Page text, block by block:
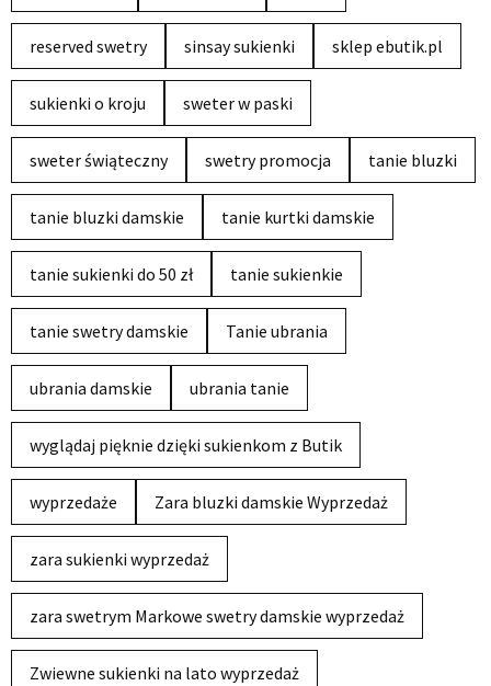
reserved swetry sinsay sukienki sklep ebutik.pl
sukienki o kroju sweter w paski
sweter świąteczny swetry promocja tanie bluzki
tanie bluzki damskie tanie kurtki damskie
tanie sukienki do 50 zł tanie sukienkie
tanie swetry damskie Tanie ubrania
ubrania damskie ubrania tanie
wyglądaj pięknie dzięki sukienkom z Butik
wyprzedaże Zara bluzki damskie Wyprzedaż
zara sukienki wyprzedaż
zara swetrym Markowe swetry damskie wyprzedaż
Zwiewne sukienki na lato wyprzedaż